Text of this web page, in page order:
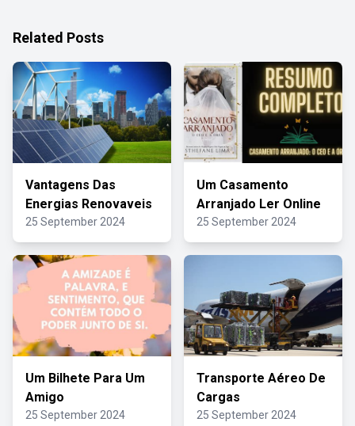
Related Posts
Vantagens Das
Energias Renovaveis
25 September 2024
Um Casamento
Arranjado Ler Online
25 September 2024
Um Bilhete Para Um
Amigo
25 September 2024
Transporte Aéreo De
Cargas
25 September 2024